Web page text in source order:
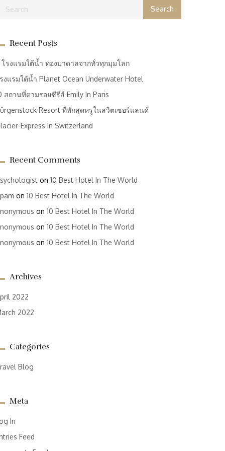
Recent Posts
โรงแรมใต้น้ำ ท่องบาดาลจากทั่วทุกมุมโลก
งแรมใต้น้ำ Planet Ocean Underwater Hotel
สถานที่ตามรอยซีรีส์ Emily In Paris
Resort ที่พักสุดหรูในสวิตเซอร์แลนด์
Express In Switzerland
Recent Comments
on 10 Best Hotel In The World
on 10 Best Hotel In The World
on 10 Best Hotel In The World
on 10 Best Hotel In The World
on 10 Best Hotel In The World
Archives
2022
2022
Categories
Blog
Meta
In
Feed